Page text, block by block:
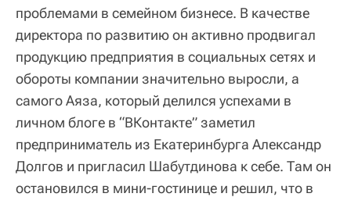
проблемами в семейном бизнесе. В качестве
директора по развитию он активно продвигал
продукцию предприятия в социальных сетях и
обороты компании значительно выросли, а
самого Аяза, который делился успехами в
личном блоге в “ВКонтакте” заметил
предприниматель из Екатеринбурга Александр
Долгов и пригласил Шабутдинова к себе. Там он
остановился в мини-гостинице и решил, что в